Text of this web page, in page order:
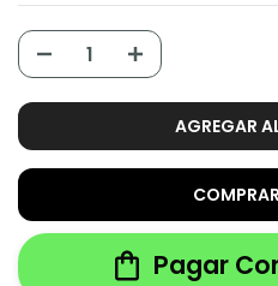
AGREGAR
Pagar